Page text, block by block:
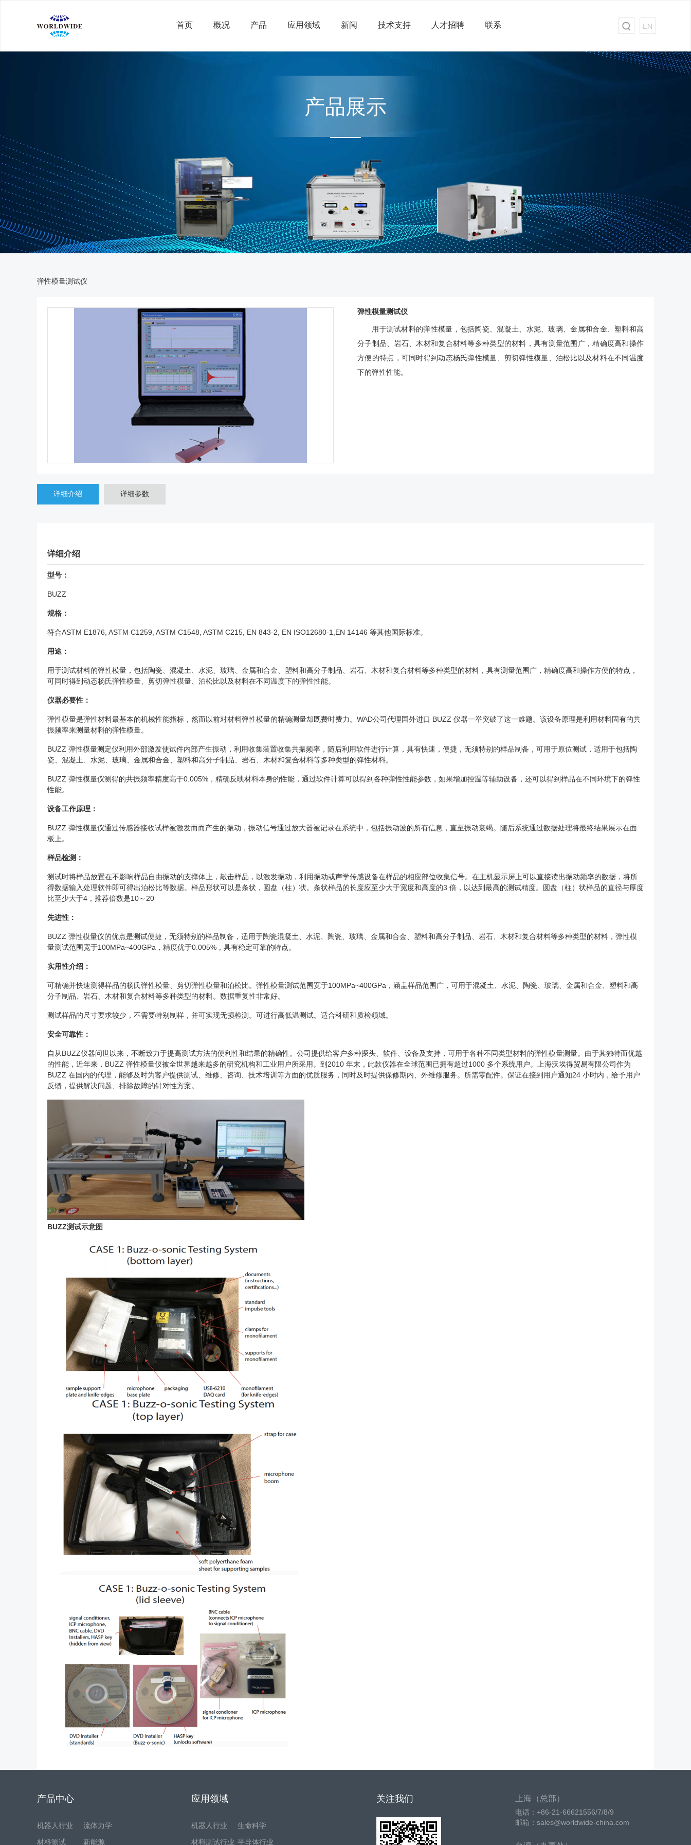
首页 概况 产品 应用领域 新闻 技术支持 人才招聘 联系 EN
产品展示
弹性模量测试仪
弹性模量测试仪
用于测试材料的弹性模量，包括陶瓷、混凝土、水泥、玻璃、金属和合金、塑料和高
分子制品、岩石、木材和复合材料等多种类型的材料，具有测量范围广，精确度高和操作
方便的特点，可同时得到动态杨氏弹性模量、剪切弹性模量、泊松比以及材料在不同温度
下的弹性性能。
详细介绍 详细参数
详细介绍
型号：
BUZZ
规格：
符合ASTM E1876, ASTM C1259, ASTM C1548, ASTM C215, EN 843-2, EN ISO12680-1,EN 14146 等其他国际标准。
用途：
用于测试材料的弹性模量，包括陶瓷、混凝土、水泥、玻璃、金属和合金、塑料和高分子制品、岩石、木材和复合材料等多种类型的材料，具有测量范围广，精确度高和操作方便的特点，
可同时得到动态杨氏弹性模量、剪切弹性模量、泊松比以及材料在不同温度下的弹性性能。
仪器必要性：
弹性模量是弹性材料最基本的机械性能指标，然而以前对材料弹性模量的精确测量却既费时费力。WAD公司代理国外进口 BUZZ 仪器一举突破了这一难题。该设备原理是利用材料固有的共
振频率来测量材料的弹性模量。
BUZZ 弹性模量测定仪利用外部激发使试件内部产生振动，利用收集装置收集共振频率，随后利用软件进行计算，具有快速，便捷，无须特别的样品制备，可用于原位测试，适用于包括陶
瓷、混凝土、水泥、玻璃、金属和合金、塑料和高分子制品、岩石、木材和复合材料等多种类型的弹性材料。
BUZZ 弹性模量仪测得的共振频率精度高于0.005%，精确反映材料本身的性能，通过软件计算可以得到各种弹性性能参数，如果增加控温等辅助设备，还可以得到样品在不同环境下的弹性
性能。
设备工作原理：
BUZZ 弹性模量仪通过传感器接收试样被激发而而产生的振动，振动信号通过放大器被记录在系统中，包括振动波的所有信息，直至振动衰竭。随后系统通过数据处理将最终结果展示在面
板上。
样品检测：
测试时将样品放置在不影响样品自由振动的支撑体上，敲击样品，以激发振动，利用振动或声学传感设备在样品的相应部位收集信号。在主机显示屏上可以直接读出振动频率的数据，将所
得数据输入处理软件即可得出泊松比等数据。样品形状可以是条状，圆盘（柱）状。条状样品的长度应至少大于宽度和高度的3 倍，以达到最高的测试精度。圆盘（柱）状样品的直径与厚度
比至少大于4，推荐倍数是10～20
先进性：
BUZZ 弹性模量仪的优点是测试便捷，无须特别的样品制备，适用于陶瓷混凝土、水泥、陶瓷、玻璃、金属和合金、塑料和高分子制品、岩石、木材和复合材料等多种类型的材料，弹性模
量测试范围宽于100MPa~400GPa，精度优于0.005%，具有稳定可靠的特点。
实用性介绍：
可精确并快速测得样品的杨氏弹性模量、剪切弹性模量和泊松比。弹性模量测试范围宽于100MPa~400GPa，涵盖样品范围广，可用于混凝土、水泥、陶瓷、玻璃、金属和合金、塑料和高
分子制品、岩石、木材和复合材料等多种类型的材料。数据重复性非常好。
测试样品的尺寸要求较少，不需要特别制样，并可实现无损检测。可进行高低温测试。适合科研和质检领域。
安全可靠性：
自从BUZZ仪器问世以来，不断致力于提高测试方法的便利性和结果的精确性。公司提供给客户多种探头、软件、设备及支持，可用于各种不同类型材料的弹性模量测量。由于其独特而优越
的性能，近年来，BUZZ 弹性模量仪被全世界越来越多的研究机构和工业用户所采用。到2010 年末，此款仪器在全球范围已拥有超过1000 多个系统用户。上海沃埃得贸易有限公司作为
BUZZ 在国内的代理，能够及时为客户提供测试、维修、咨询、技术培训等方面的优质服务，同时及时提供保修期内、外维修服务。所需零配件。保证在接到用户通知24 小时内，给予用户
反馈，提供解决问题、排除故障的针对性方案。
BUZZ测试示意图
产品中心
机器人行业
流体力学
材料测试
新能源
应用领域
机器人行业
生命科学
材料测试行业 半导体行业
关注我们 上海（总部）
电话：+86-21-66621556/7/8/9
邮箱：sales@worldwide-china.com